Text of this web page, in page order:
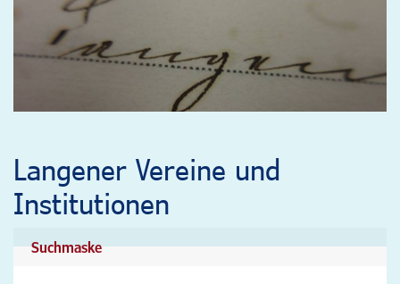
Langener Vereine und
Institutionen
Suchmaske